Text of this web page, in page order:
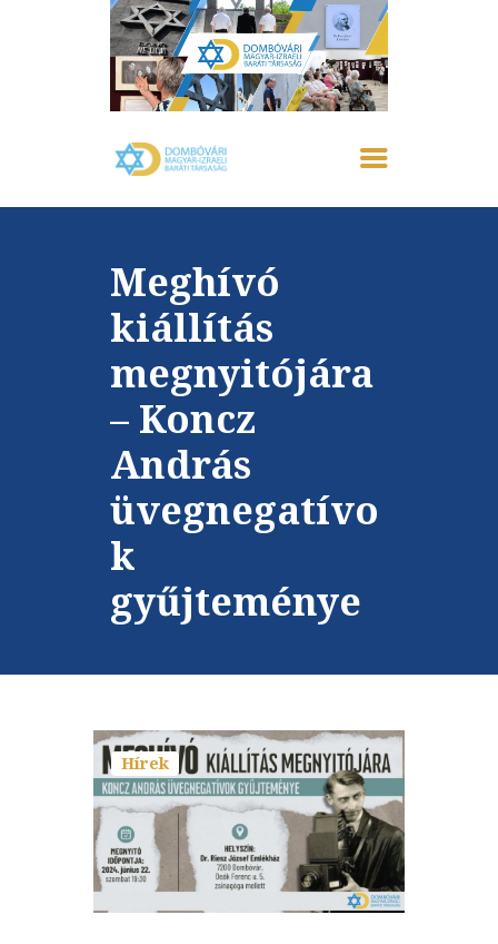
Meghívó
kiállítás
megnyitójára
– Koncz
András
üvegnegatívo
k
gyűjteménye
FŐOLDAL
IZRAELRŐL
AKTUÁLIS
EMLÉKHÁZ
GALÉRIA
PROGRAMOK
KAPCSOLAT
Hírek